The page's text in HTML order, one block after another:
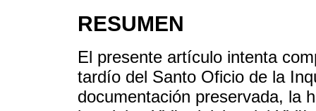
RESUMEN
El presente artículo intenta
tardío del Santo Oficio de la
documentación preservada, la